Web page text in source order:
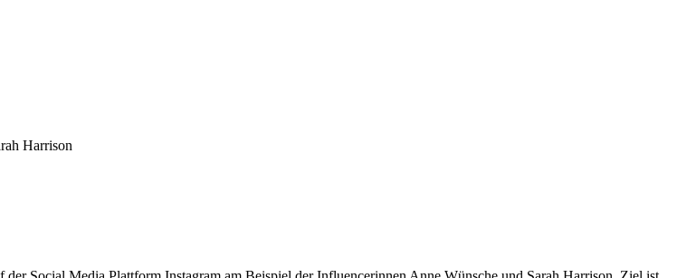
Harrison